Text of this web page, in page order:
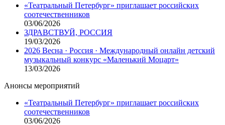
«Театральный Петербург» приглашает российских
соотечественников
03/06/2026
ЗДРАВСТВУЙ, РОССИЯ
19/03/2026
2026 Весна · Россия · Международный онлайн детский
музыкальный конкурс «Маленький Моцарт»
13/03/2026
Анонсы мероприятий
«Театральный Петербург» приглашает российских
соотечественников
03/06/2026